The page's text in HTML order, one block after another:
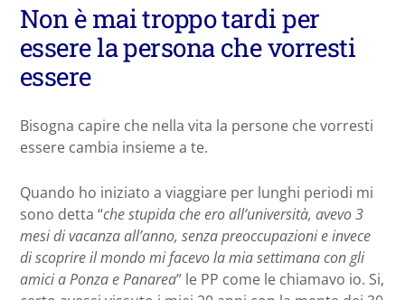
Non è mai troppo tardi per
essere la persona che vorresti
essere
Bisogna capire che nella vita la persone che vorresti
essere cambia insieme a te.
Quando ho iniziato a viaggiare per lunghi periodi mi
sono detta “che stupida che ero all’università, avevo 3
mesi di vacanza all’anno, senza preoccupazioni e invece
di scoprire il mondo mi facevo la mia settimana con gli
amici a Ponza e Panarea” le PP come le chiamavo io. Si,